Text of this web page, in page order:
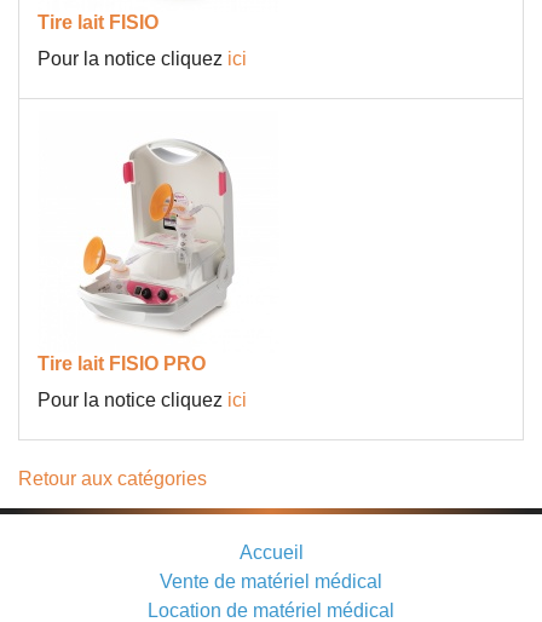
Tire lait FISIO
Pour la notice cliquez ici
Tire lait FISIO PRO
Pour la notice cliquez ici
Retour aux catégories
Accueil
Vente de matériel médical
Location de matériel médical